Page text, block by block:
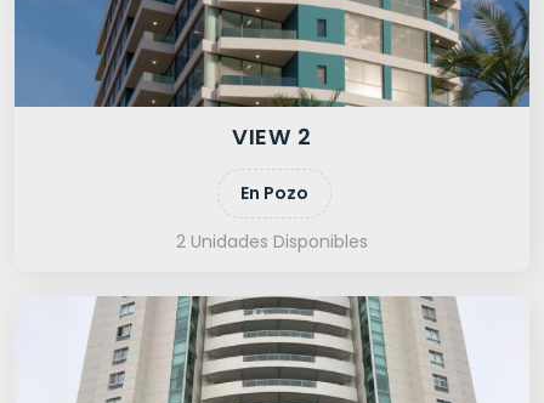
VIEW 2
En Pozo
2 Unidades Disponibles